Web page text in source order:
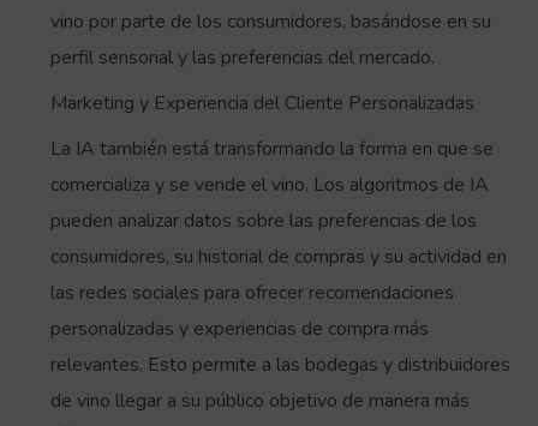
vino por parte de los consumidores, basándose en su
perfil sensorial y las preferencias del mercado.
Marketing y Experiencia del Cliente Personalizadas
La IA también está transformando la forma en que se
comercializa y se vende el vino. Los algoritmos de IA
pueden analizar datos sobre las preferencias de los
consumidores, su historial de compras y su actividad en
las redes sociales para ofrecer recomendaciones
personalizadas y experiencias de compra más
relevantes. Esto permite a las bodegas y distribuidores
de vino llegar a su público objetivo de manera más